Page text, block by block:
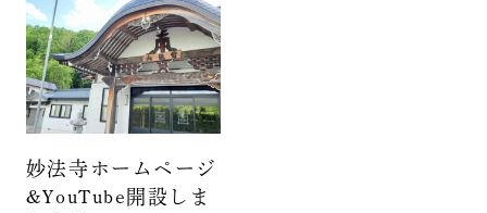
妙法寺ホームページ
&YouTube開設しま